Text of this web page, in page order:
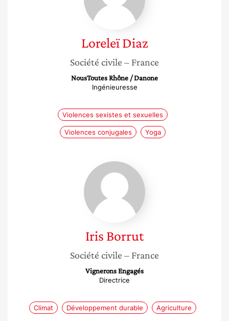
Loreleï Diaz
Société civile – France
NousToutes Rhône / Danone
Ingénieuresse
Violences sexistes et sexuelles
Violences conjugales Yoga
Iris
Borrut
Iris Borrut
Société civile – France
Vignerons Engagés
Directrice
Climat Développement durable Agriculture